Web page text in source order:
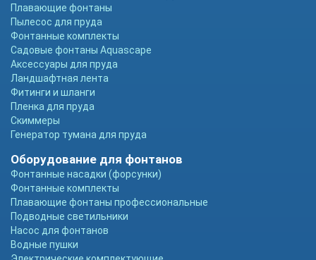
Плавающие фонтаны
Пылесос для пруда
Фонтанные комплекты
Садовые фонтаны Aquascape
Аксессуары для пруда
Ландшафтная лента
Фитинги и шланги
Пленка для пруда
Скиммеры
Генератор тумана для пруда
Оборудование для фонтанов
Фонтанные насадки (форсунки)
Фонтанные комплекты
Плавающие фонтаны профессиональные
Подводные светильники
Насос для фонтанов
Водные пушки